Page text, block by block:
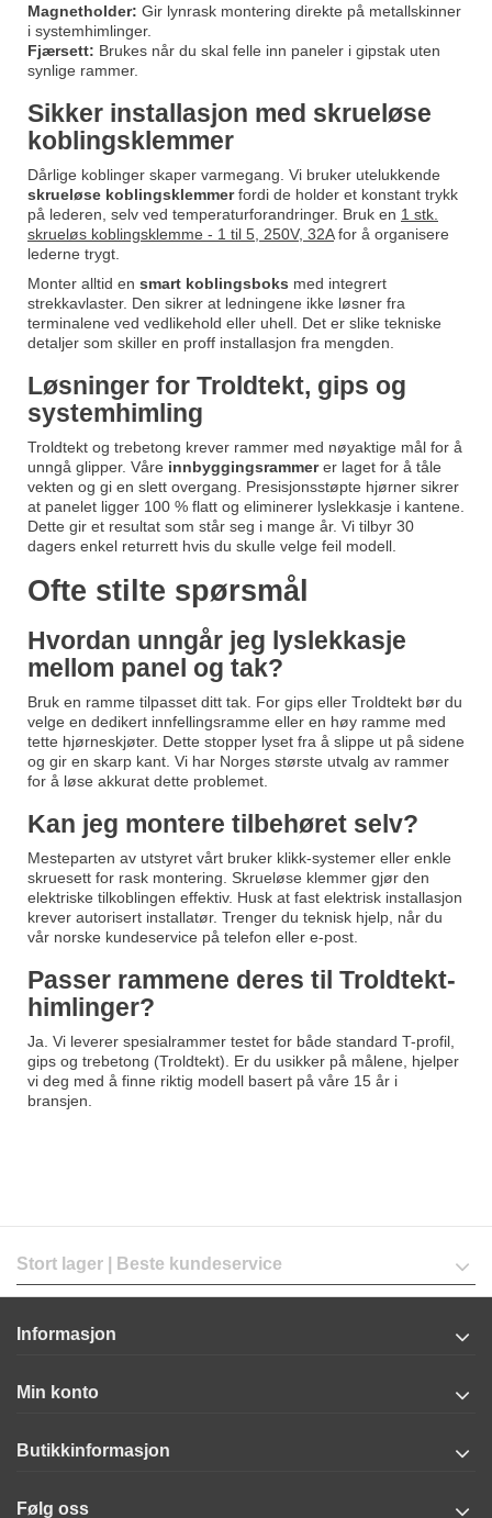
Magnetholder: Gir lynrask montering direkte på metallskinner
i systemhimlinger.
Fjærsett: Brukes når du skal felle inn paneler i gipstak uten
synlige rammer.
Sikker installasjon med skrueløse
koblingsklemmer
Dårlige koblinger skaper varmegang. Vi bruker utelukkende
skrueløse koblingsklemmerfordi de holder et konstant trykk
på lederen, selv ved temperaturforandringer. Bruk en 1 stk.
skrueløs koblingsklemme - 1 til 5, 250V, 32Afor å organisere
lederne trygt.
Monter alltid en smart koblingsboks med integrert
strekkavlaster. Den sikrer at ledningene ikke løsner fra
terminalene ved vedlikehold eller uhell. Det er slike tekniske
detaljer som skiller en proff installasjon fra mengden.
Løsninger for Troldtekt, gips og
systemhimling
Troldtekt og trebetong krever rammer med nøyaktige mål for å
unngå glipper. Våre innbyggingsrammerer laget for å tåle
vekten og gi en slett overgang. Presisjonsstøpte hjørner sikrer
at panelet ligger 100 % flatt og eliminerer lyslekkasje i kantene.
Dette gir et resultat som står seg i mange år. Vi tilbyr 30
dagers enkel returrett hvis du skulle velge feil modell.
Ofte stilte spørsmål
Hvordan unngår jeg lyslekkasje
mellom panel og tak?
Bruk en ramme tilpasset ditt tak. For gips eller Troldtekt bør du
velge en dedikert innfellingsramme eller en høy ramme med
tette hjørneskjøter. Dette stopper lyset fra å slippe ut på sidene
og gir en skarp kant. Vi har Norges største utvalg av rammer
for å løse akkurat dette problemet.
Kan jeg montere tilbehøret selv?
Mesteparten av utstyret vårt bruker klikk-systemer eller enkle
skruesett for rask montering. Skrueløse klemmer gjør den
elektriske tilkoblingen effektiv. Husk at fast elektrisk installasjon
krever autorisert installatør. Trenger du teknisk hjelp, når du
vår norske kundeservice på telefon eller e-post.
Passer rammene deres til Troldtekt-
himlinger?
Ja. Vi leverer spesialrammer testet for både standard T-profil,
gips og trebetong (Troldtekt). Er du usikker på målene, hjelper
vi deg med å finne riktig modell basert på våre 15 år i
bransjen.
Stort lager | Beste kundeservice
Informasjon
Min konto
Butikkinformasjon
Følg oss